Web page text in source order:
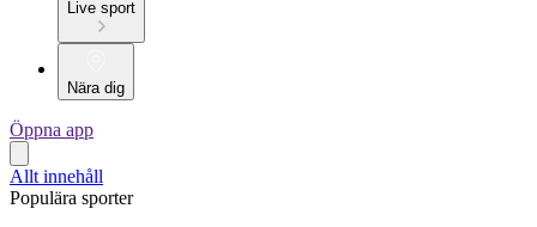
Live sport
Nära dig
Öppna app
Allt innehåll
Populära sporter